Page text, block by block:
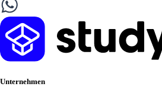
Unternehmen